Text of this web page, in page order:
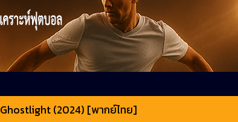
Ghostlight (2024) [พากย์ไทย]